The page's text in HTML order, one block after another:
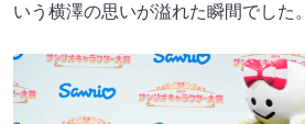
いう横澤の思いが溢れた瞬間でした。